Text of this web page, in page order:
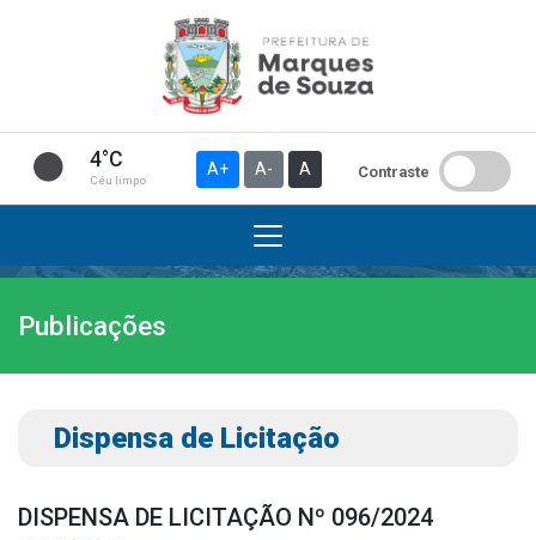
4°C
Céu limpo
A+ A- A Contraste
Institucional
A Prefeitura
Gabinete do Vice-prefeito
Símbolos Oficiais
Publicações
Dispensa de Licitação
DISPENSA DE LICITAÇÃO Nº 096/2024